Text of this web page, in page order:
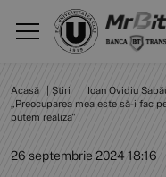
Acasă Știri
Ioan Ovidiu
„Preocuparea mea este să-i fac
putem realiza"
26 septembrie 2024 18:16